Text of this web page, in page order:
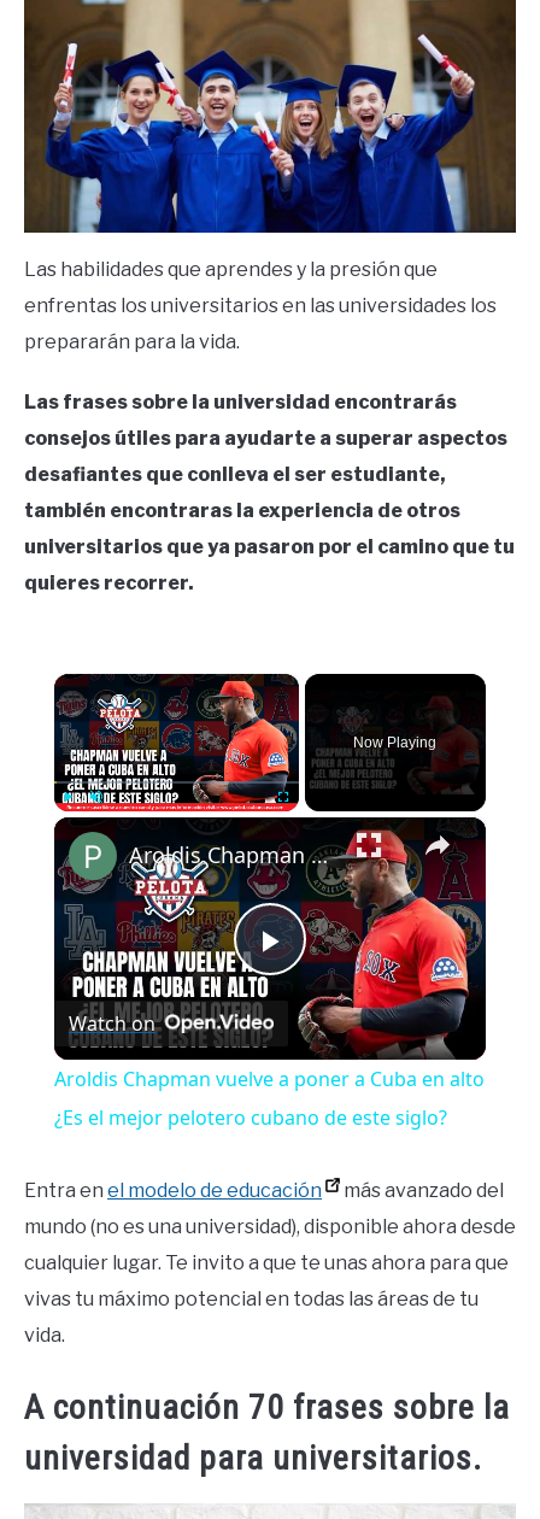
Las habilidades que aprendes y la presión que
enfrentas los universitarios en las universidades los
prepararán para la vida.
Las frases sobre la universidad encontrarás
consejos útiles para ayudarte a superar aspectos
desafiantes que conlleva el ser estudiante,
también encontraras la experiencia de otros
universitarios que ya pasaron por el camino que tu
quieres recorrer.
×
Now Playing
×
Play
Video
Aroldis Chapman vuelve a poner a Cuba en alto ¿Es el mejor pelotero cubano de este siglo?
Watch on
Aroldis Chapman vuelve a poner a Cuba en alto
¿Es el mejor pelotero cubano de este siglo?
Entra en el modelo de educación
más avanzado del
mundo (no es una universidad), disponible ahora desde
cualquier lugar. Te invito a que te unas ahora para que
vivas tu máximo potencial en todas las áreas de tu
vida.
A continuación 70 frases sobre la
universidad para universitarios.